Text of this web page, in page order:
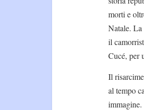
morti e
Natale. La
il
Cucé, per
Il
al tempo
immagine.